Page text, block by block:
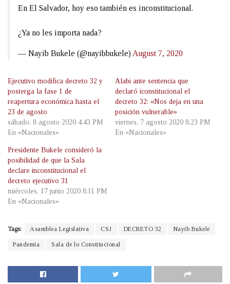
En El Salvador, hoy eso también es inconstitucional.
¿Ya no les importa nada?
— Nayib Bukele (@nayibbukele) August 7, 2020
Ejecutivo modifica decreto 32 y
posterga la fase 1 de
reapertura económica hasta el
23 de agosto
sábado, 8 agosto 2020 4:43 PM
En «Nacionales»
Alabi ante sentencia que
declaró iconstitucional el
decreto 32: «Nos deja en una
posición vulnerable»
viernes, 7 agosto 2020 8:23 PM
En «Nacionales»
Presidente Bukele consideró la
posibilidad de que la Sala
declare inconstitucional el
decreto ejecutivo 31
miércoles, 17 junio 2020 8:11 PM
En «Nacionales»
Tags: Asamblea Legislativa CSJ DECRETO 32 Nayib Bukele
Pandemia Sala de lo Constitucional